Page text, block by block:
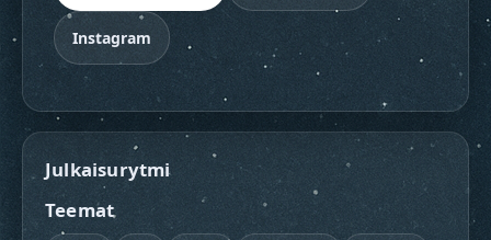
Instagram
Julkaisurytmi
Teemat